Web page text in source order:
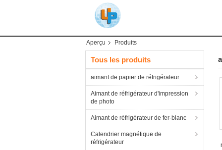
Aperçu Produits
Tous les produits
aimant de papier de réfrigérateur
Aimant de réfrigérateur d'impression
de photo
Aimant de réfrigérateur de fer-blanc
Calendrier magnétique de
réfrigérateur